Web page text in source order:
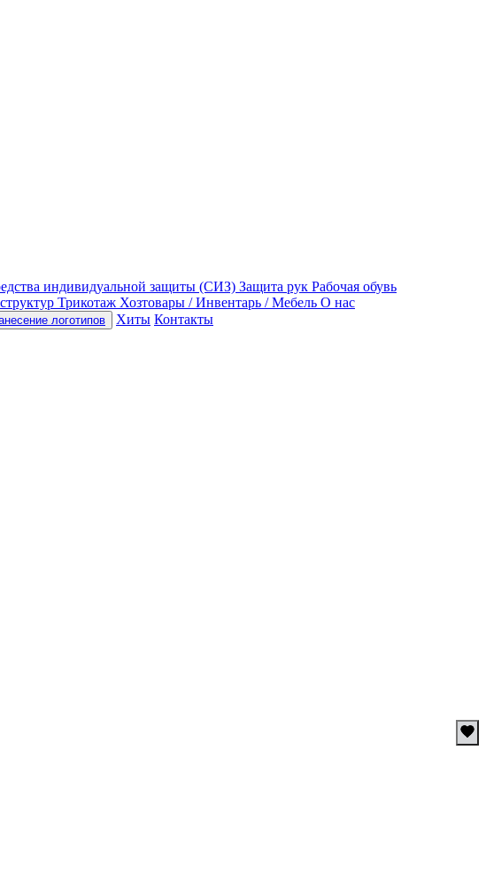
индивидуальной защиты (СИЗ) Защита рук Рабочая обувь
Трикотаж Хозтовары / Инвентарь / Мебель О нас
логотипов Хиты Контакты